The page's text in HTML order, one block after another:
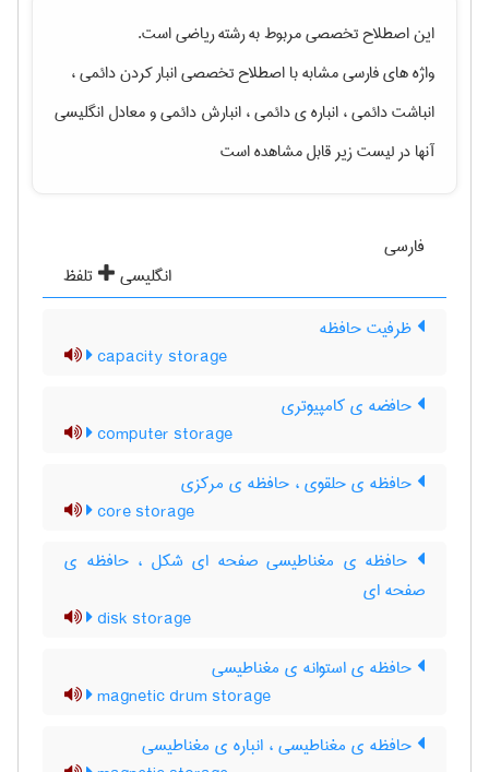
این اصطلاح تخصصی مربوط به رشتهرياضیاست.
واژه های فارسی مشابه با اصطلاح تخصصیانبار کردن دائمی ،
انباشت دائمی ، انباره ی دائمی ، انبارش دائمیو معادل انگلیسی
آنها در لیست زیر قابل مشاهده است
فارسی
انگلیسی
تلفظ
ظرفیت حافظه
capacity storage
حافضه ی کامپیوتری
computer storage
حافظه ی حلقوی ، حافظه ی مرکزی
core storage
حافظه ی مغناطیسی صفحه ای شکل ، حافظه ی
صفحه ای
disk storage
حافظه ی استوانه ی مغناطیسی
magnetic drum storage
حافظه ی مغناطیسی ، انباره ی مغناطیسی